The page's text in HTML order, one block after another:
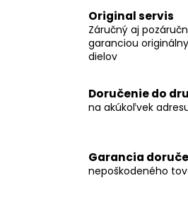
Original servis
Záručný aj
garanciou
dielov
Doručenie do
na akúkoľvek
Garancia
nepoškodeného